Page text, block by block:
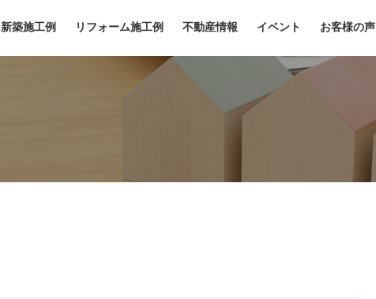
新築施工例 リフォーム施工例 不動産情報 イベント お客様の声